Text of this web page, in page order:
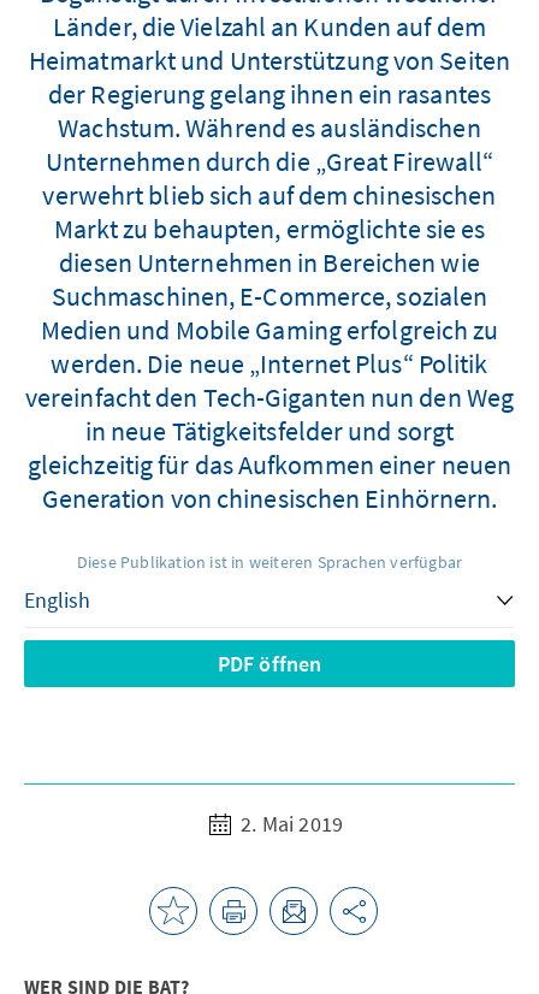
Länder, die Vielzahl an Kunden auf dem
Heimatmarkt und Unterstützung von Seiten
der Regierung gelang ihnen ein rasantes
Wachstum. Während es ausländischen
Unternehmen durch die „Great Firewall“
verwehrt blieb sich auf dem chinesischen
Markt zu behaupten, ermöglichte sie es
diesen Unternehmen in Bereichen wie
Suchmaschinen, E-Commerce, sozialen
Medien und Mobile Gaming erfolgreich zu
werden. Die neue „Internet Plus“ Politik
vereinfacht den Tech-Giganten nun den Weg
in neue Tätigkeitsfelder und sorgt
gleichzeitig für das Aufkommen einer neuen
Generation von chinesischen Einhörnern.
Diese Publikation ist in weiteren Sprachen verfügbar
PDF öffnen
2. Mai 2019
WER SIND DIE BAT?